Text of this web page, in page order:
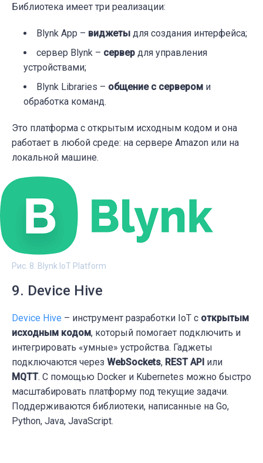
Библиотека имеет три реализации:
Blynk App – виджеты для создания интерфейса;
cервер Blynk – сервер для управления
устройствами;
Blynk Libraries – общение с сервером и
обработка команд.
Это платформа с открытым исходным кодом и она
работает в любой среде: на сервере Amazon или на
локальной машине.
Рис. 8. Blynk IoT Platform
9. Device Hive
Device Hive – инструмент разработки IoT с открытым
исходным кодом, который помогает подключить и
интегрировать «умные» устройства. Гаджеты
подключаются через WebSockets, REST API или
MQTT. С помощью Docker и Kubernetes можно быстро
масштабировать платформу под текущие задачи.
Поддерживаются библиотеки, написанные на Go,
Python, Java, JavaScript.